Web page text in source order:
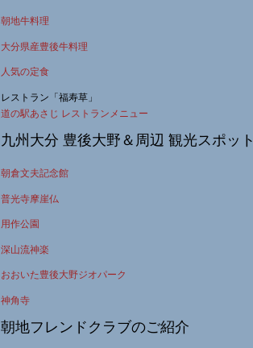
朝地牛料理
大分県産豊後牛料理
人気の定食
レストラン「福寿草」
道の駅あさじ レストランメニュー
九州大分 豊後大野＆周辺 観光スポット
朝倉文夫記念館
普光寺摩崖仏
用作公園
深山流神楽
おおいた豊後大野ジオパーク
神角寺
朝地フレンドクラブのご紹介